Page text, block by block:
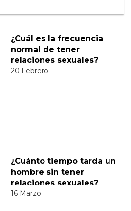
¿Cuál es la frecuencia
normal de tener
relaciones sexuales?
20 Febrero
¿Cuánto tiempo tarda un
hombre sin tener
relaciones sexuales?
16 Marzo